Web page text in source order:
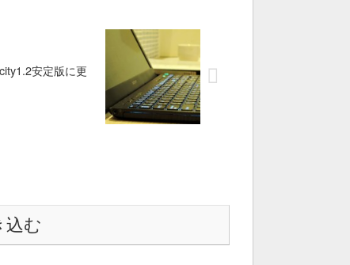
安定版に更
込む